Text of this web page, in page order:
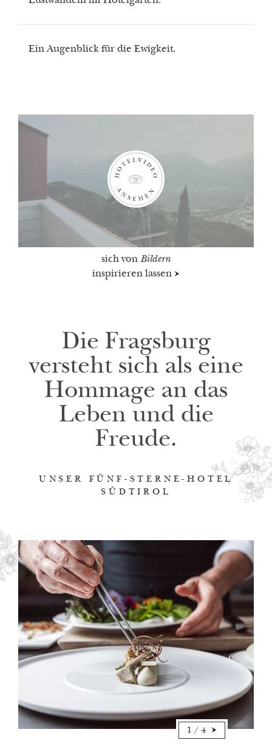
Ein Augenblick für die Ewigkeit.
sich von Bildern
inspirieren lassen
Die Fragsburg
versteht sich als eine
Hommage an das
Leben und die
Freude.
UNSER FÜNF-STERNE-HOTEL
SÜDTIROL
1 / 4